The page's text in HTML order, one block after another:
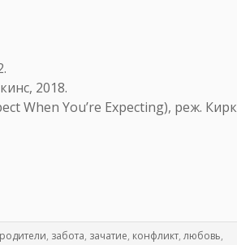
2018.
When You’re Expecting), реж. Кирк
, забота, зачатие, конфликт, любовь,